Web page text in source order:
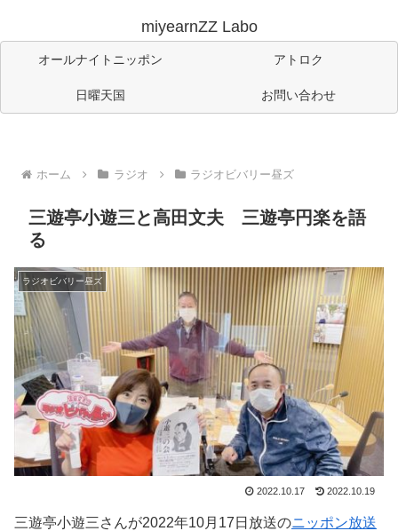
miyearnZZ Labo
オールナイトニッポン アトロク
日曜天国 お問い合わせ
ホーム ラジオ ラジオビバリー昼ズ
三遊亭小遊三と高田文夫 三遊亭円楽を語
る
ラジオビバリー昼ズ
2022.10.17 2022.10.19
三遊亭小遊三さんが2022年10月17日放送のニッポン放送